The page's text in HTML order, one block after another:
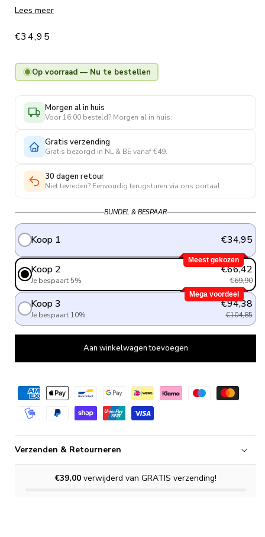
gripsokken en bijpassende voetloze sokken die je eroverheen
Lees meer
Normale
€34,95
Op voorraad — Nu te bestellen
Morgen al in huis
Voor 16:00 besteld? Morgen al in huis.
Gratis verzending
Gratis bezorgd in NL & BE vanaf €49.
30 dagen retour
Niet tevreden? Eenvoudig terugsturen via ons portaal.
BUNDEL & BESPAAR
Koop 1 €34,95
Meest gekozen
Koop 2
Je bespaart 5%
€66,42
€69,90
Mega voordeel
Koop 3
Je bespaart 10%
€94,38
€104,85
Aan winkelwagen toevoegen
Verzenden & Retourneren
€39,00verwijderd van GRATIS verzending!